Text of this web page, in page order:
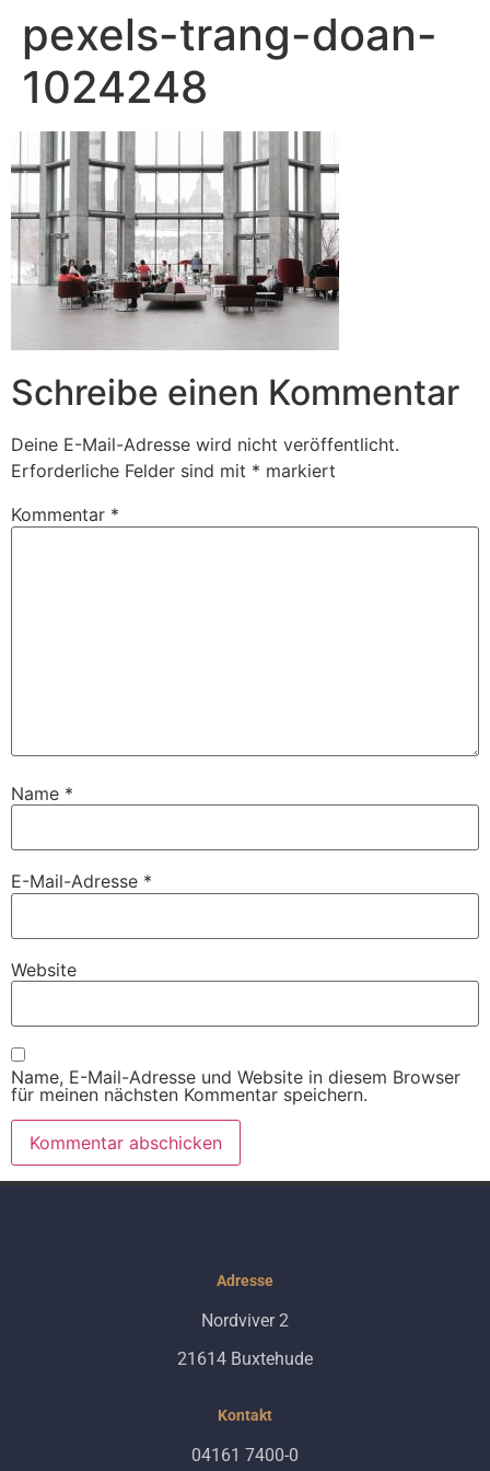
pexels-trang-doan-
1024248
Schreibe einen Kommentar
Deine E-Mail-Adresse wird nicht veröffentlicht.
Erforderliche Felder sind mit * markiert
Kommentar *
Name *
E-Mail-Adresse *
Website
Name, E-Mail-Adresse und Website in diesem Browser
für meinen nächsten Kommentar speichern.
Adresse
Nordviver 2
21614 Buxtehude
Kontakt
04161 7400-0